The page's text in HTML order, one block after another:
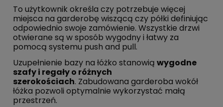
To użytkownik określa czy potrzebuje więcej
miejsca na garderobę wiszącą czy półki definiując
odpowiednio swoje zamówienie. Wszystkie drzwi
otwierane są w sposób wygodny i łatwy za
pomocą systemu push and pull.
Uzupełnienie bazy na łóżko stanowią wygodne
szafy i regały o różnych
szerokościach. Zabudowana garderoba wokół
łóżka pozwoli optymalnie wykorzystać małą
przestrzeń.